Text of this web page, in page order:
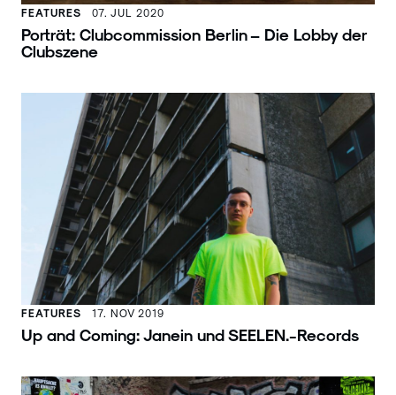
FEATURES 07. JUL 2020
Porträt: Clubcommission Berlin – Die Lobby der
Clubszene
FEATURES 17. NOV 2019
Up and Coming: Janein und SEELEN.-Records